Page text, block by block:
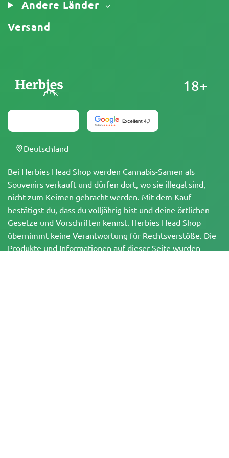
Andere Länder
Versand
Bei Herbies Head Shop werden Cannabis-Samen als
Souvenirs verkauft und dürfen dort, wo sie illegal sind,
nicht zum Keimen gebracht werden. Mit dem Kauf
bestätigst du, dass du volljährig bist und deine örtlichen
Gesetze und Vorschriften kennst. Herbies Head Shop
übernimmt keine Verantwortung für Rechtsverstöße. Die
Produkte und Informationen auf dieser Seite wurden
18+
Deutschland